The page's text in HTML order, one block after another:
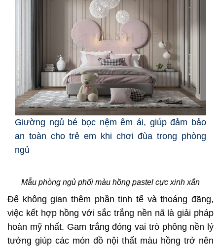
Giường ngủ bé bọc nệm êm ái, giúp đảm bảo
an toàn cho trẻ em khi chơi đùa trong phòng
ngủ
Mẫu phòng ngủ phối màu hồng pastel cực xinh xắn
Để không gian thêm phần tinh tế và thoáng đãng,
việc kết hợp hồng với sắc trắng nền nã là giải pháp
hoàn mỹ nhất. Gam trắng đóng vai trò phông nền lý
tưởng giúp các món đồ nội thất màu hồng trở nên